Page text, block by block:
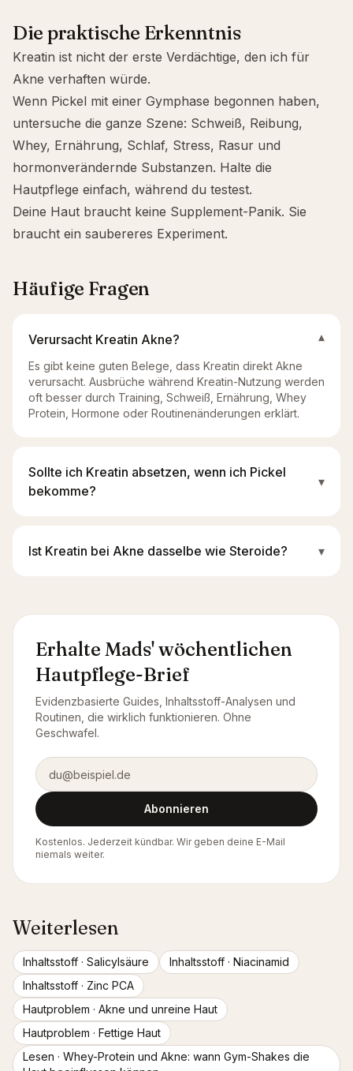
Die praktische Erkenntnis
Kreatin ist nicht der erste Verdächtige, den ich für
Akne verhaften würde.
Wenn Pickel mit einer Gymphase begonnen haben,
untersuche die ganze Szene: Schweiß, Reibung,
Whey, Ernährung, Schlaf, Stress, Rasur und
hormonverändernde Substanzen. Halte die
Hautpflege einfach, während du testest.
Deine Haut braucht keine Supplement-Panik. Sie
braucht ein saubereres Experiment.
Häufige Fragen
Verursacht Kreatin Akne? ▾
Es gibt keine guten Belege, dass Kreatin direkt Akne
verursacht. Ausbrüche während Kreatin-Nutzung werden
oft besser durch Training, Schweiß, Ernährung, Whey
Protein, Hormone oder Routinenänderungen erklärt.
Sollte ich Kreatin absetzen, wenn ich Pickel
bekomme?
▾
Ist Kreatin bei Akne dasselbe wie Steroide? ▾
Erhalte Mads' wöchentlichen
Hautpflege-Brief
Evidenzbasierte Guides, Inhaltsstoff-Analysen und
Routinen, die wirklich funktionieren. Ohne
Geschwafel.
E-Mail-Adresse
Abonnieren
Kostenlos. Jederzeit kündbar. Wir geben deine E-Mail
niemals weiter.
Weiterlesen
Inhaltsstoff · Salicylsäure Inhaltsstoff · Niacinamid
Inhaltsstoff · Zinc PCA
Hautproblem · Akne und unreine Haut
Hautproblem · Fettige Haut
Lesen · Whey-Protein und Akne: wann Gym-Shakes die